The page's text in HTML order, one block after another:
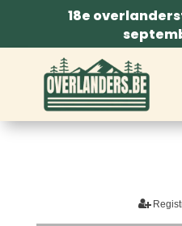
18e